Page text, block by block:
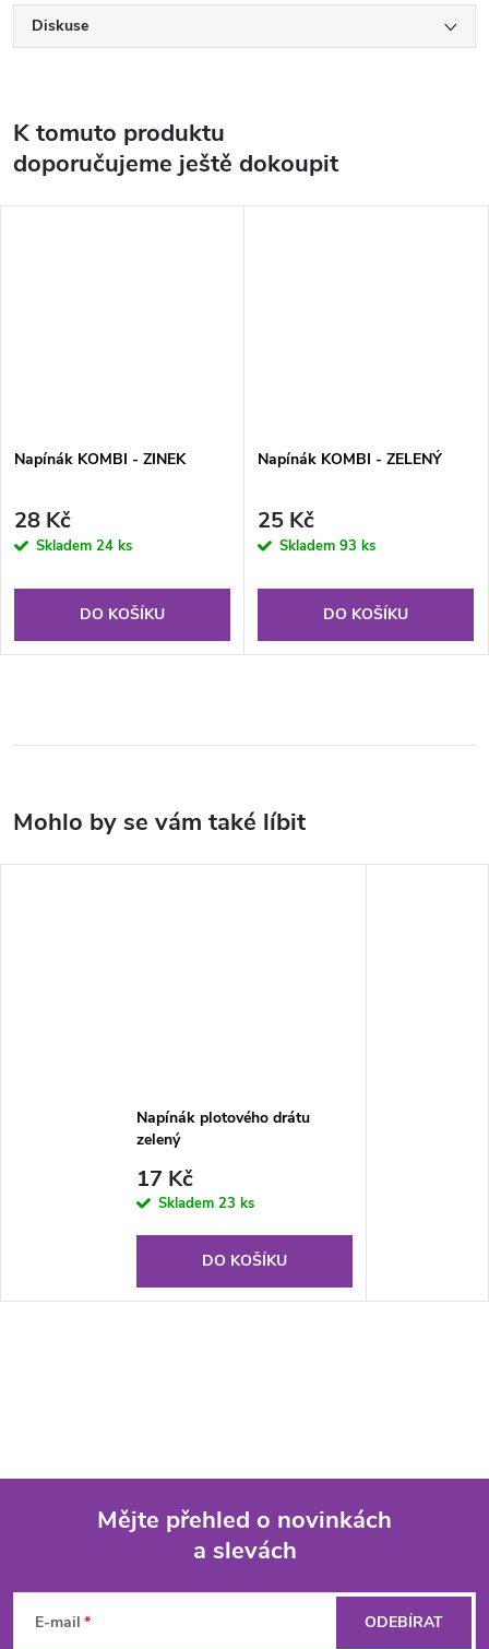
Diskuse
K tomuto produktu
doporučujeme ještě dokoupit
Napínák KOMBI - ZINEK
28 Kč
Skladem 24 ks
DO KOŠÍKU
Napínák KOMBI - ZELENÝ
25 Kč
Skladem 93 ks
DO KOŠÍKU
Napínák plotového drátu
zelený
17 Kč
Skladem 23 ks
DO KOŠÍKU
Mějte přehled o novinkách
a slevách
E-mail ODEBÍRAT